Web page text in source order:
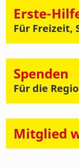
Erste-
Für Freizeit,
Spenden
Für die
Mitglied